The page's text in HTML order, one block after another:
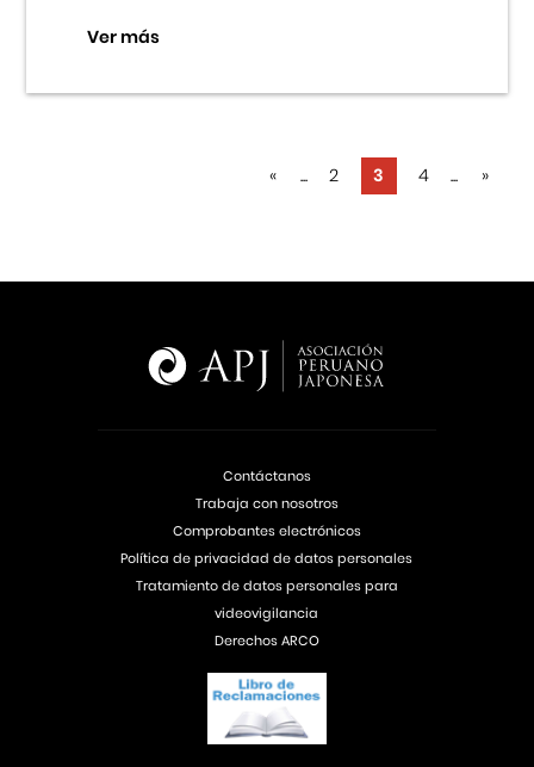
Ver más
« ... 2 3 4 ... »
Contáctanos
Trabaja con nosotros
Comprobantes electrónicos
Política de privacidad de datos personales
Tratamiento de datos personales para
videovigilancia
Derechos ARCO